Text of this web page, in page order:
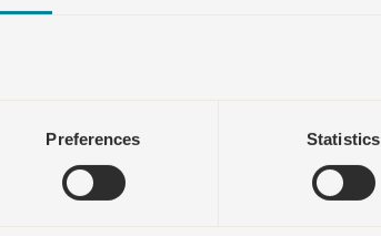
Preferences Statistics